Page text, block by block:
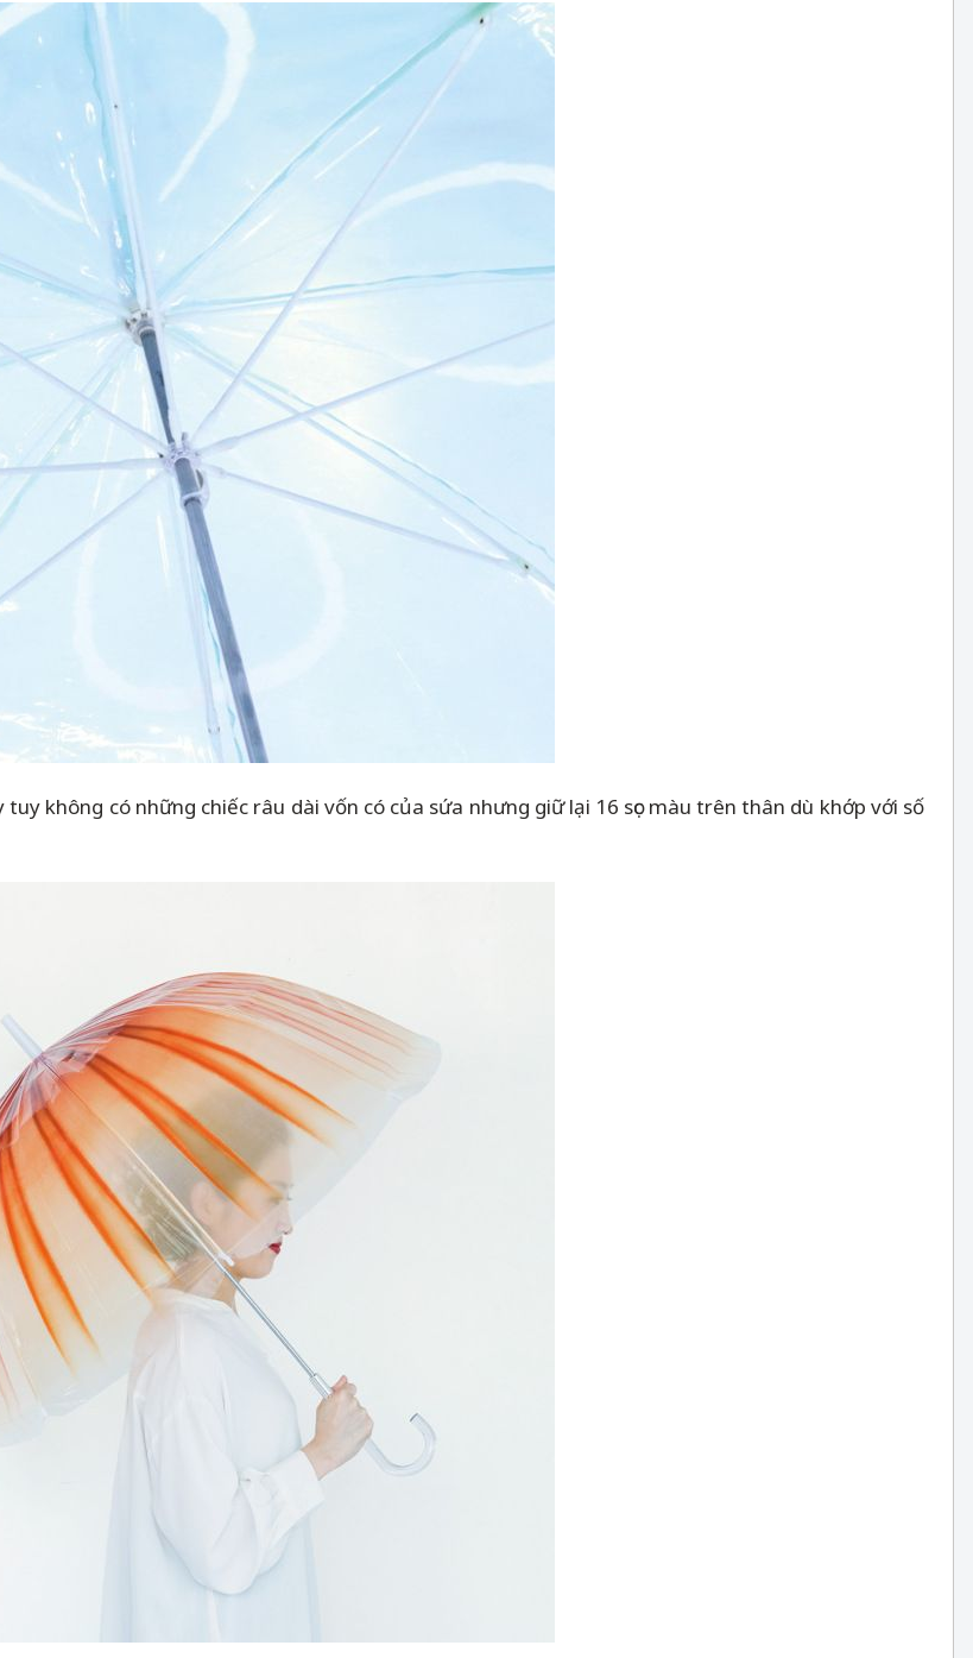
không có những chiếc râu dài vốn có của sứa nhưng giữ lại 16 sọc màu trên thân dù khớp với số